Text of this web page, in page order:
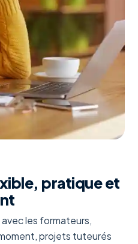
pratique et
les formateurs,
projets tuteurés